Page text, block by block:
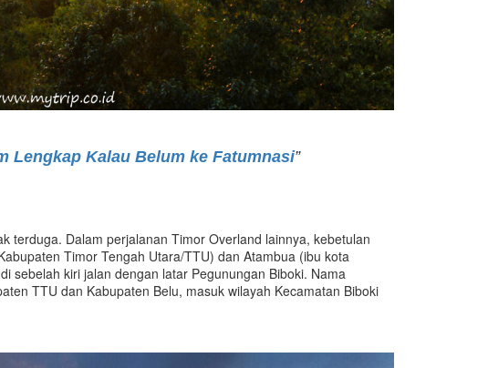
Lengkap Kalau Belum ke Fatumnasi”
terduga. Dalam perjalanan Timor Overland lainnya, kebetulan
Timor Tengah Utara/TTU) dan Atambua (ibu kota
sebelah kiri jalan dengan latar Pegunungan Biboki. Nama
TTU dan Kabupaten Belu, masuk wilayah Kecamatan Biboki